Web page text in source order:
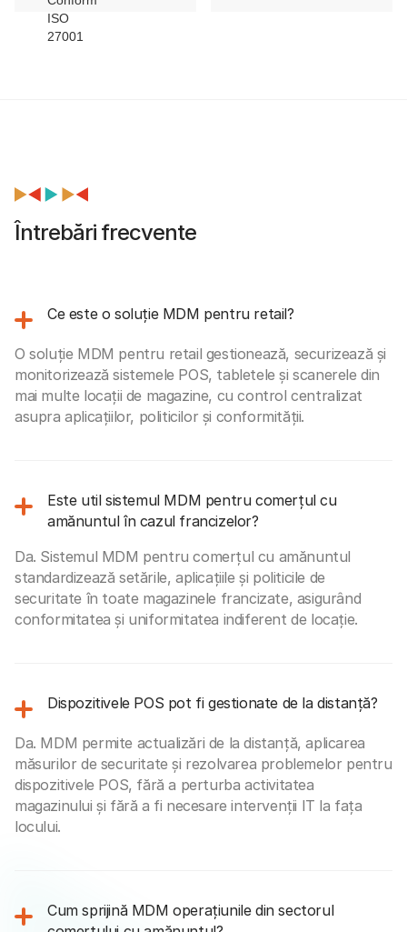
Întrebări frecvente
Ce este o soluție MDM pentru retail?
O soluție MDM pentru retail gestionează, securizează și
monitorizează sistemele POS, tabletele și scanerele din
mai multe locații de magazine, cu control centralizat
asupra aplicațiilor, politicilor și conformității.
Este util sistemul MDM pentru comerțul cu
amănuntul în cazul francizelor?
Da. Sistemul MDM pentru comerțul cu amănuntul
standardizează setările, aplicațiile și politicile de
securitate în toate magazinele francizate, asigurând
conformitatea și uniformitatea indiferent de locație.
Dispozitivele POS pot fi gestionate de la distanță?
Da. MDM permite actualizări de la distanță, aplicarea
măsurilor de securitate și rezolvarea problemelor pentru
dispozitivele POS, fără a perturba activitatea
magazinului și fără a fi necesare intervenții IT la fața
locului.
Cum sprijină MDM operațiunile din sectorul